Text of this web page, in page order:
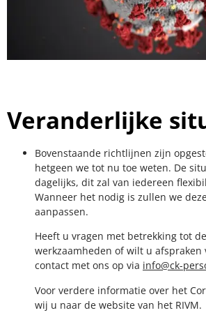
Veranderlijke
Bovenstaande richtlijnen zijn
hetgeen we tot nu toe weten. De
dagelijks, dit zal van iedereen
Wanneer het nodig is zullen we
aanpassen.
Heeft u vragen met betrekking tot
werkzaamheden of wilt u afspraken
contact met ons op via info@ck-
Voor verdere informatie over het
wij u naar de website van het RIVM.